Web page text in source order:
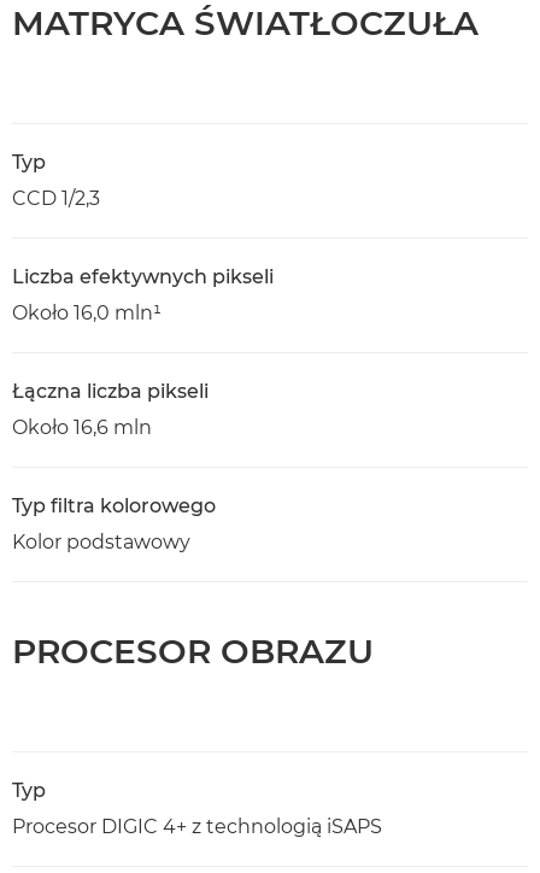
MATRYCA ŚWIATŁOCZUŁA
Typ
CCD 1/2,3
Liczba efektywnych pikseli
Około 16,0 mln¹
Łączna liczba pikseli
Około 16,6 mln
Typ filtra kolorowego
Kolor podstawowy
PROCESOR OBRAZU
Typ
Procesor DIGIC 4+ z technologią iSAPS